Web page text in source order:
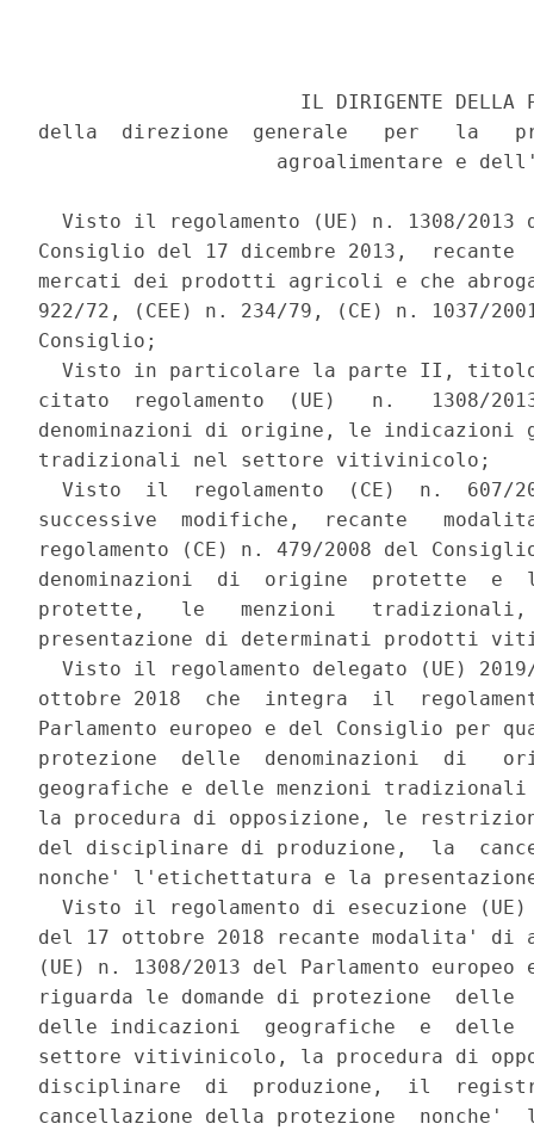
IL DIRIGENTE DELLA
della  direzione  generale   per   la
agroalimentare e
Visto il regolamento (UE) n. 1308/2013
Consiglio del 17 dicembre 2013,  recante
mercati dei prodotti agricoli e che
922/72, (CEE) n. 234/79, (CE) n. 1037/
Consiglio;
Visto in particolare la parte II,
citato  regolamento  (UE)   n.   1308/
denominazioni di origine, le indicazioni
tradizionali nel settore vitivinicolo;
Visto  il  regolamento  (CE)  n.  607/
successive  modifiche,  recante
regolamento (CE) n. 479/2008 del
denominazioni  di  origine  protette  e
protette,   le   menzioni
presentazione di determinati prodotti
Visto il regolamento delegato (UE)
ottobre 2018  che  integra  il
Parlamento europeo e del Consiglio per
protezione  delle  denominazioni  di
geografiche e delle menzioni
la procedura di opposizione, le
del disciplinare di produzione,  la
nonche' l'etichettatura e la
Visto il regolamento di esecuzione
del 17 ottobre 2018 recante modalita' di
(UE) n. 1308/2013 del Parlamento
riguarda le domande di protezione
delle indicazioni  geografiche  e  delle
settore vitivinicolo, la procedura di
disciplinare  di  produzione,  il
cancellazione della protezione